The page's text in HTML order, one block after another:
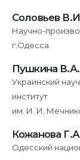
с
Соловьев
Научно-
г.Одесса
Пушкина В.А.
Украинский
институт
им. И. И.
Кожанова
Одесский